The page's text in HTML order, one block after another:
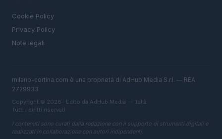
Cookie Policy
Privacy Policy
Note legali
milano-cortina.com è una proprietà di AdHub Media S.r.l. — REA
2729933
Copyright © 2026 · Edito da AdHub Media — Italia
Tutti i diritti riservati
I contenuti sono curati dalla redazione con il supporto di strumenti digitali e
realizzati in collaborazione con autori indipendenti.